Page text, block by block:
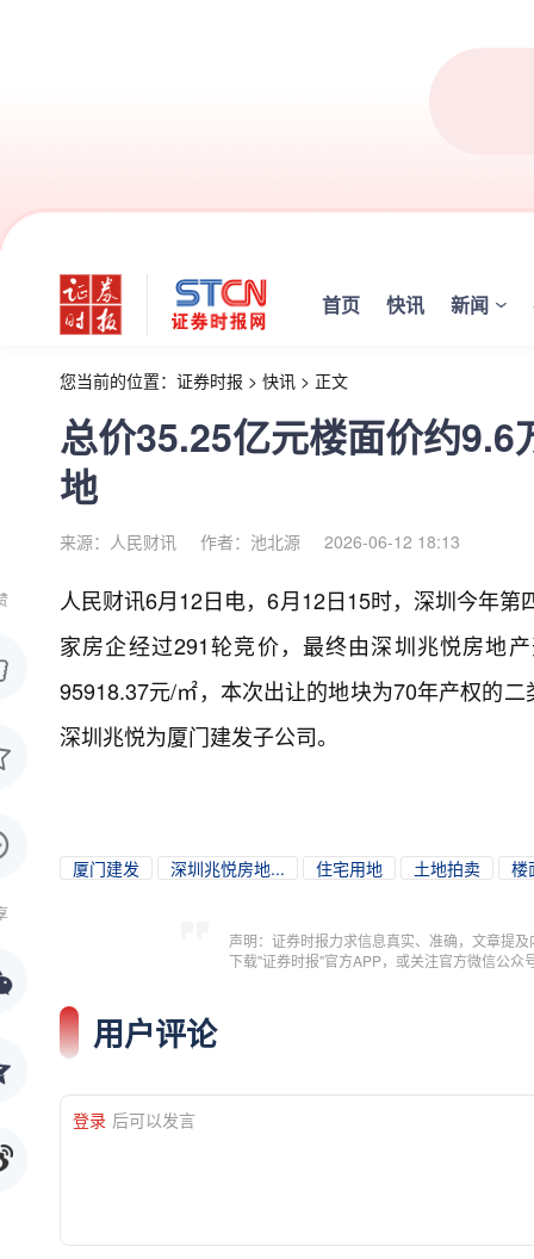
首页 快讯 新闻
您当前的位置： 证券时报 > 快讯 > 正文
总价35.25亿元楼面价约
地
来源：人民财讯 作者：池北源 2026-06-12 18:13
人民财讯6月12日电，6月12日15时，深圳今年
家房企经过291轮竞价，最终由深圳兆悦房地
95918.37元/㎡，本次出让的地块为70年产权的
深圳兆悦为厦门建发子公司。
厦门建发 深圳兆悦房地... 住宅用地 土地拍卖 楼
声明：证券时报力求信息真实、准确，文章提
下载"证券时报"官方APP，或关注官方微信公
用户评论
登录 后可以发言